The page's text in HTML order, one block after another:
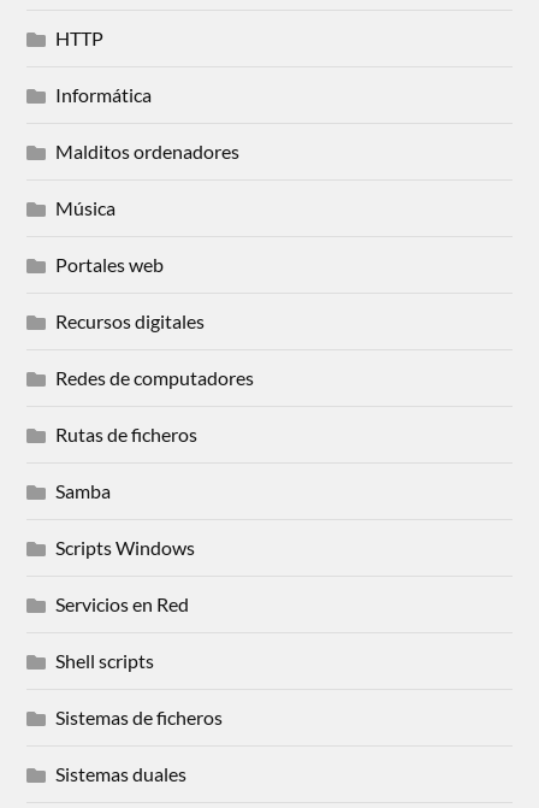
HTTP
Informática
Malditos ordenadores
Música
Portales web
Recursos digitales
Redes de computadores
Rutas de ficheros
Samba
Scripts Windows
Servicios en Red
Shell scripts
Sistemas de ficheros
Sistemas duales